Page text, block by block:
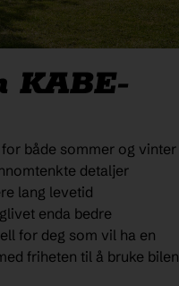
KABE-
både sommer og vinter
detaljer
lang levetid
enda bedre
for deg som vil ha en
friheten til å bruke bilen